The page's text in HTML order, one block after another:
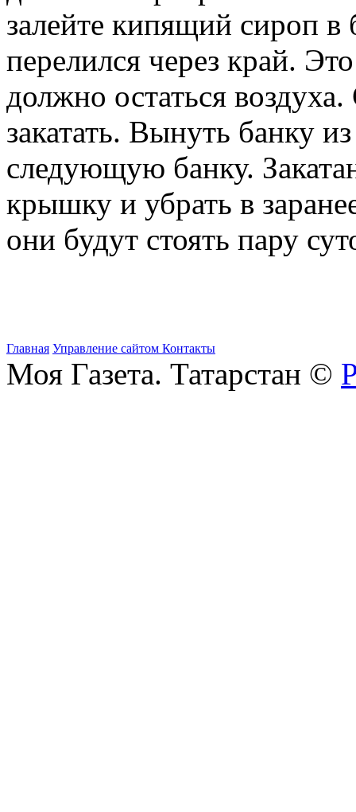
залейте кипящий сироп
перелился через край.
должно остаться
закатать. Вынуть банку
следующую банку.
крышку и убрать в
они будут стоять пару
Главная Управление сайтом Контакты
Моя Газета. Татарстан ©